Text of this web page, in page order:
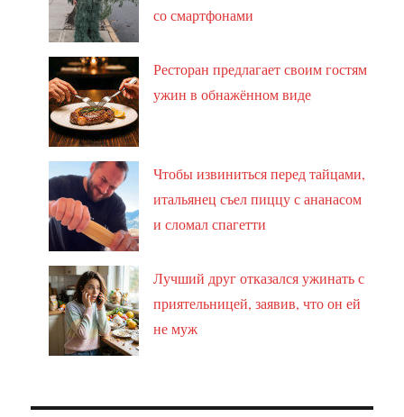
со смартфонами
Ресторан предлагает своим гостям
ужин в обнажённом виде
Чтобы извиниться перед тайцами,
итальянец съел пиццу с ананасом
и сломал спагетти
Лучший друг отказался ужинать с
приятельницей, заявив, что он ей
не муж